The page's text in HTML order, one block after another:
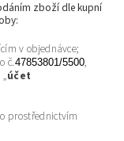
zboží dle kupní
v objednávce;
č.47853801/5500,
účet
prostřednictvím